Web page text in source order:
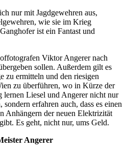
nur mit Jagdgewehren aus,
wie sie im Krieg
ist ein Fantast und
Viktor Angerer nach
sollen. Außerdem gilt es
zu ermitteln und den riesigen
zu überführen, wo in Kürze der
Liesel und Angerer nicht nur
erfahren auch, dass es einen
Anhängern der neuen Elektrizität
Es geht, nicht nur, ums Geld.
Angerer